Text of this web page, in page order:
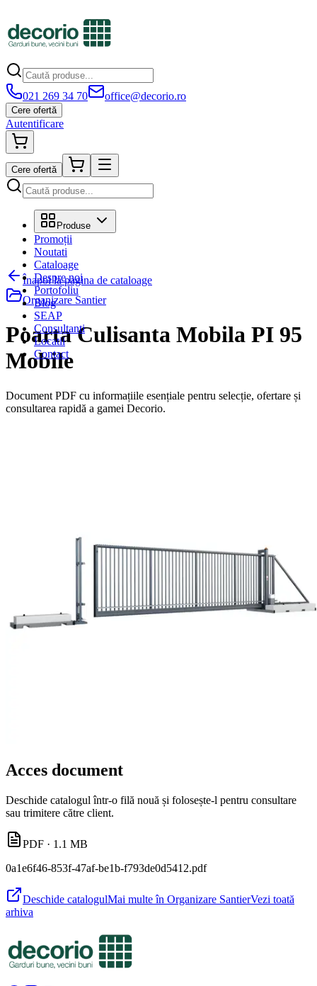
021 269 34 70 office@decorio.ro
Cere ofertă
Autentificare
Cere ofertă
Produse
Promoții
Noutati
Cataloage
Despre noi
Portofoliu
Blog
SEAP
Consultanti
Locatii
Contact
Înapoi la pagina de cataloage
Organizare Santier
Poarta Culisanta Mobila PI 95
Mobile
Document PDF cu informațiile esențiale pentru selecție, ofertare și
consultarea rapidă a gamei Decorio.
Acces document
Deschide catalogul într-o filă nouă și folosește-l pentru consultare
sau trimitere către client.
PDF · 1.1 MB
0a1e6f46-853f-47af-be1b-f793de0d5412.pdf
Deschide catalogulMai multe în Organizare SantierVezi toată
arhiva